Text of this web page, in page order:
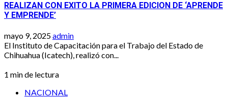
REALIZAN CON EXITO LA PRIMERA EDICION DE ‘APRENDE
Y EMPRENDE’
mayo 9, 2025admin
El Instituto de Capacitación para el Trabajo del Estado de
Chihuahua (Icatech), realizó con...
1 min de lectura
NACIONAL